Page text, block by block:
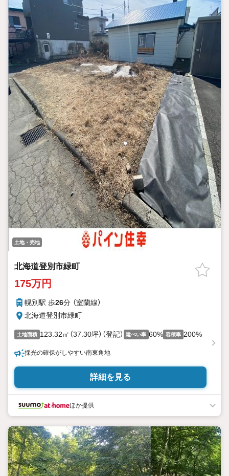
土地・売地
北海道登別市緑町
175万円
幌別駅 歩26分 （室蘭線）
北海道登別市緑町
土地面積 123.32㎡（37.30坪）（登記） 建ぺい率 60% 容積率 200%
採光の確保がしやすい南東角地
詳細を見る
ほか提供